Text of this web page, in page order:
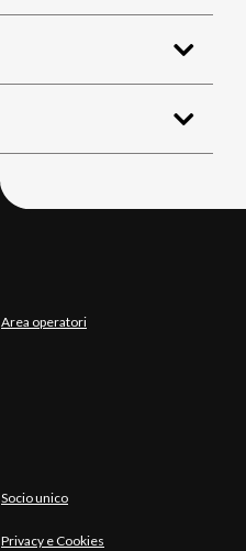
Area operatori
Socio unico
Privacy e Cookies